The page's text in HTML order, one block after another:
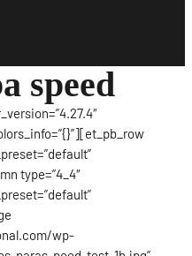
speed
type=”4_4″
wp-